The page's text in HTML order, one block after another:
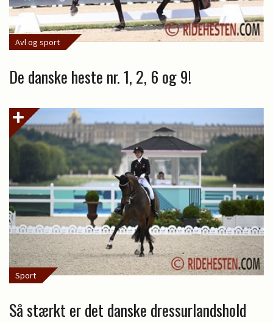
Avl og sport
De danske heste nr. 1, 2, 6 og 9!
Sport
Så stærkt er det danske dressurlandshold